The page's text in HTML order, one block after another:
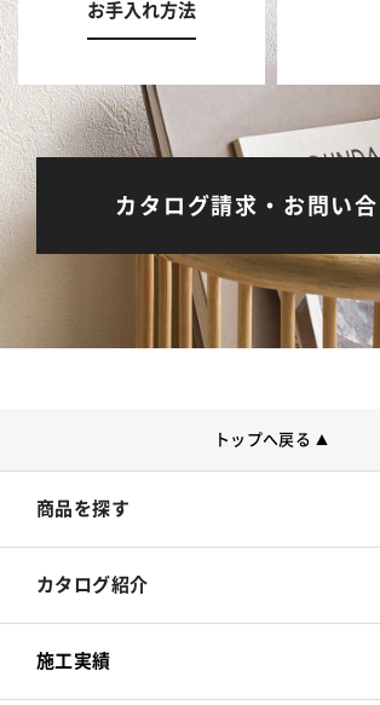
お手入れ方法
カタログ請求・お問い
トップへ戻る ▲
商品を探す
壁装材
カーテン
カタログ紹介
壁装材
施工実績